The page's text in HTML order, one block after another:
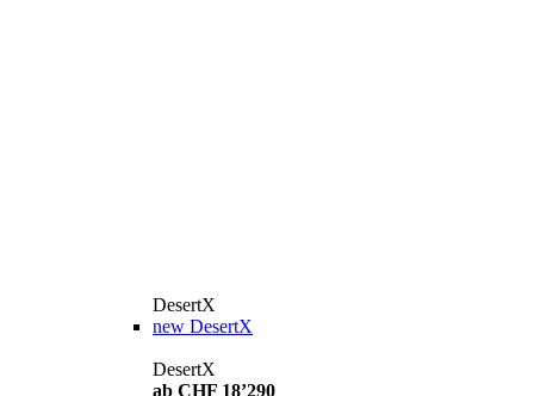
DesertX
new DesertX
DesertX
ab CHF 18’290